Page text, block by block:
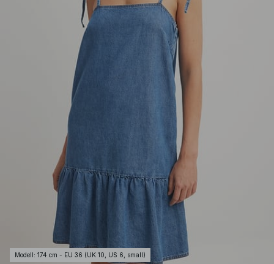
Modell : 174 cm - EU 36 (UK 10, US 6, small)